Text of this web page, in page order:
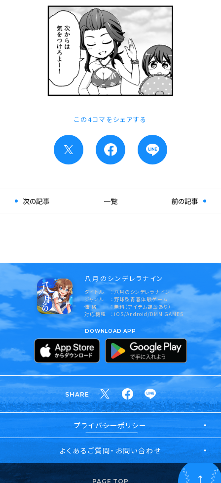
この4コマをシェアする
次の記事 前の記事
一覧
八月のシンデレラナイン
タイトル
八月のシンデレラナイン
ジャンル
野球型青春体験ゲーム
価 格
無料（アイテム課金あり）
対応機種
iOS/Android/DMM GAMES
DOWNLOAD APP
SHARE
プライバシーポリシー
よくあるご質問・お問い合わせ
PAGE TOP